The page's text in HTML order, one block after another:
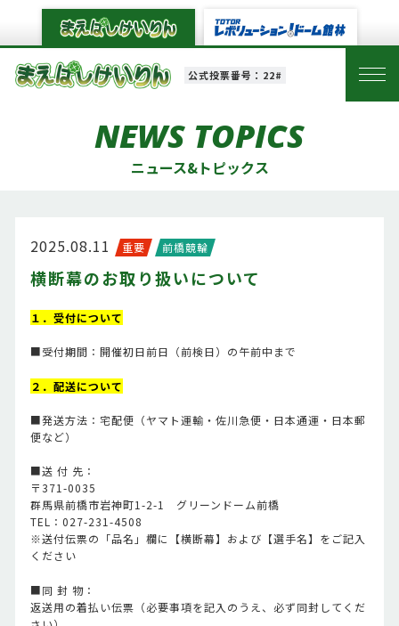
公式投票番号：22#
NEWS TOPICS
ニュース&トピックス
2025.08.11 重要 前橋競輪
横断幕のお取り扱いについて
１．受付について
■受付期間：開催初日前日（前検日）の午前中まで
２．配送について
■発送方法：宅配便（ヤマト運輸・佐川急便・日本通運・日本郵
便など）
■送 付 先：
〒371-0035
群馬県前橋市岩神町1-2-1 グリーンドーム前橋
TEL：027-231-4508
※送付伝票の「品名」欄に【横断幕】および【選手名】をご記入
ください
■同 封 物：
返送用の着払い伝票（必要事項を記入のうえ、必ず同封してくだ